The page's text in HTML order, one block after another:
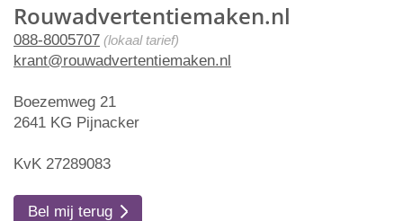
Rouwadvertentiemaken.nl
088-8005707 (lokaal tarief)
krant@rouwadvertentiemaken.nl
Boezemweg 21
2641 KG Pijnacker
KvK 27289083
Bel mij terug